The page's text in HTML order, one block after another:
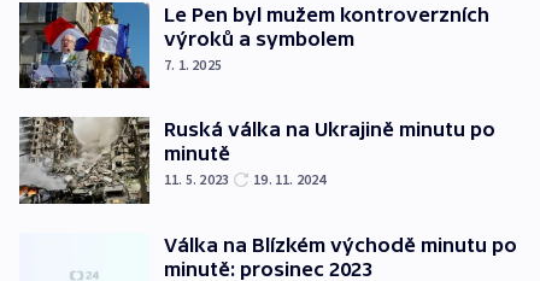
Le Pen byl mužem kontroverzních
výroků a symbolem
7. 1. 2025
Ruská válka na Ukrajině minutu po
minutě
11. 5. 2023 19. 11. 2024
Válka na Blízkém východě minutu po
minutě: prosinec 2023